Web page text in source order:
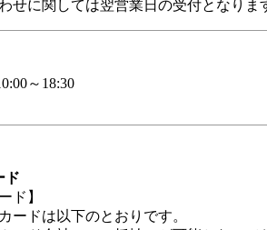
せに関しては翌営業日の受付となりま
～18:30
ド
ド】
ードは以下のとおりです。